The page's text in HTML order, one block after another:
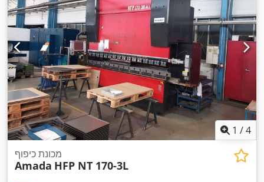
1 /4
מכונת כיפוף
Amada HFP NT 170-3L